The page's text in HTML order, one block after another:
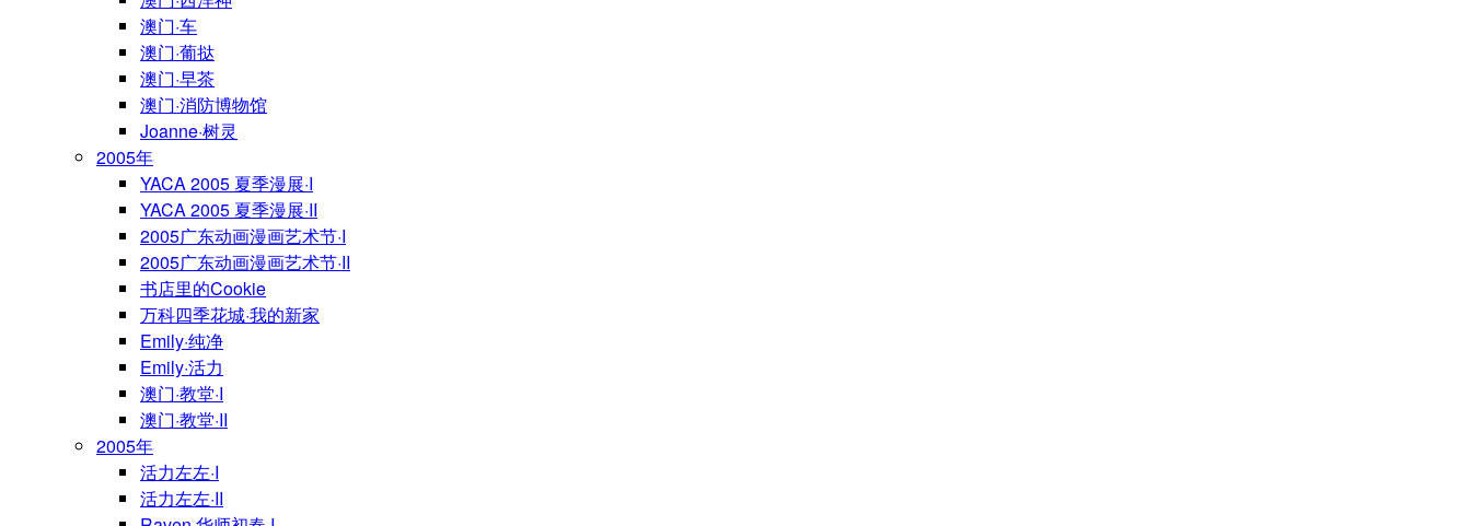
澳门·车
澳门·葡挞
澳门·早茶
澳门·消防博物馆
Joanne·树灵
2005年
YACA 2005 夏季漫展·I
YACA 2005 夏季漫展·II
2005广东动画漫画艺术节·I
2005广东动画漫画艺术节·II
书店里的Cookie
万科四季花城·我的新家
Emily·纯净
Emily·活力
澳门·教堂·I
澳门·教堂·II
2005年
活力左左·I
活力左左·II